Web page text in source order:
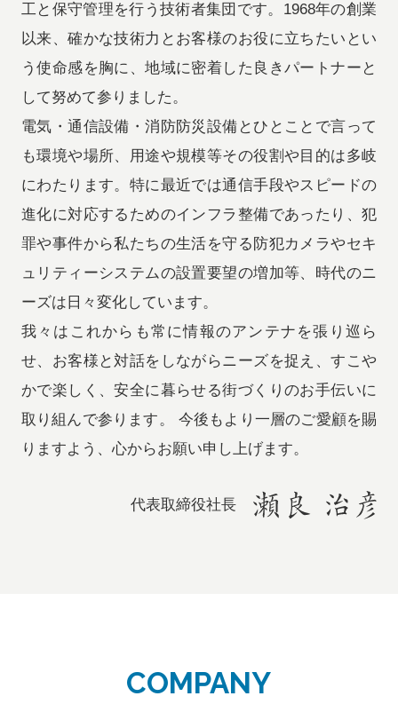
工と保守管理を行う技術者集団です。1968年の創業
以来、確かな技術力とお客様のお役に立ちたいとい
う使命感を胸に、地域に密着した良きパートナーと
して努めて参りました。
電気・通信設備・消防防災設備とひとことで言って
も環境や場所、用途や規模等その役割や目的は多岐
にわたります。特に最近では通信手段やスピードの
進化に対応するためのインフラ整備であったり、犯
罪や事件から私たちの生活を守る防犯カメラやセキ
ュリティーシステムの設置要望の増加等、時代のニ
ーズは日々変化しています。
我々はこれからも常に情報のアンテナを張り巡ら
せ、お客様と対話をしながらニーズを捉え、すこや
かで楽しく、安全に暮らせる街づくりのお手伝いに
取り組んで参ります。 今後もより一層のご愛顧を賜
りますよう、心からお願い申し上げます。
代表取締役社長